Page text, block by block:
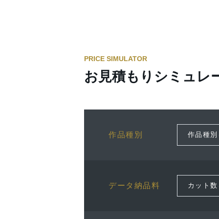
PRICE SIMULATOR
お見積もりシミュレ
作品種別
データ納品料